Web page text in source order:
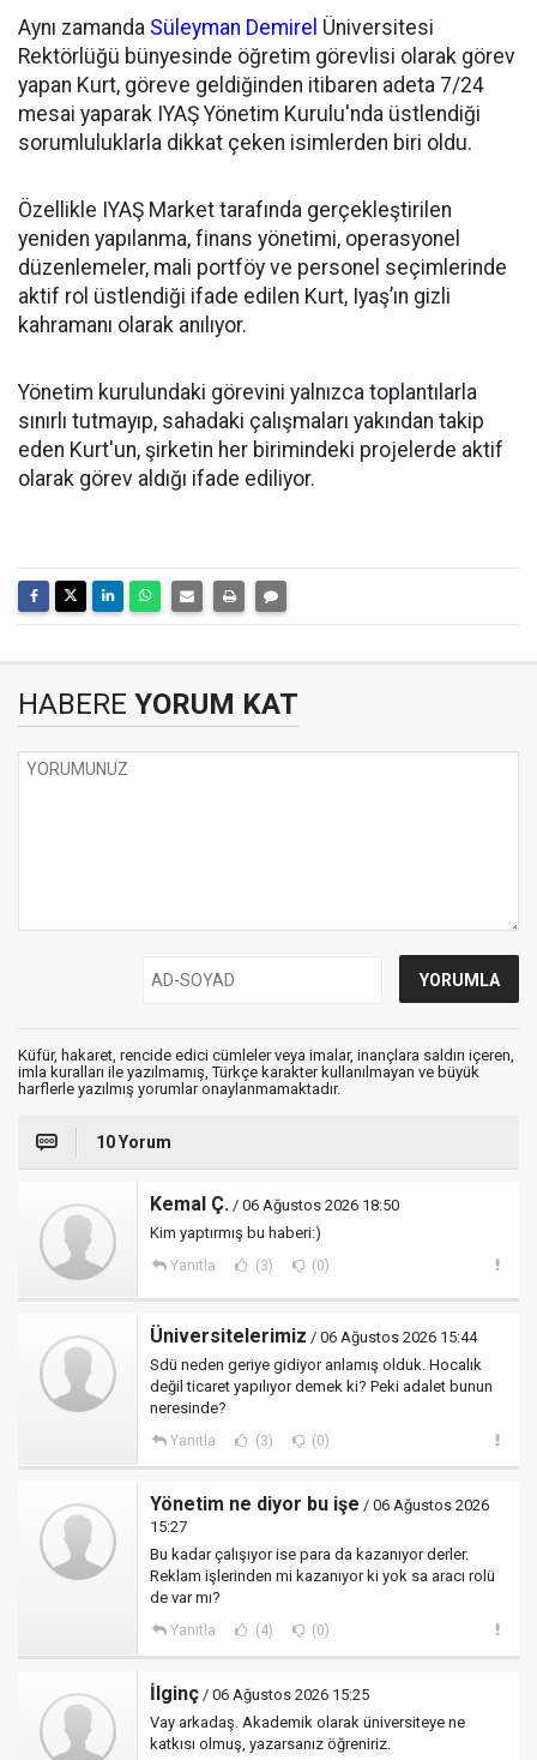
Aynı zamanda Süleyman Demirel Üniversitesi
Rektörlüğü bünyesinde öğretim görevlisi olarak görev
yapan Kurt, göreve geldiğinden itibaren adeta 7/24
mesai yaparak IYAŞ Yönetim Kurulu'nda üstlendiği
sorumluluklarla dikkat çeken isimlerden biri oldu.
Özellikle IYAŞ Market tarafında gerçekleştirilen
yeniden yapılanma, finans yönetimi, operasyonel
düzenlemeler, mali portföy ve personel seçimlerinde
aktif rol üstlendiği ifade edilen Kurt, Iyaş’ın gizli
kahramanı olarak anılıyor.
Yönetim kurulundaki görevini yalnızca toplantılarla
sınırlı tutmayıp, sahadaki çalışmaları yakından takip
eden Kurt'un, şirketin her birimindeki projelerde aktif
olarak görev aldığı ifade ediliyor.
HABERE YORUM KAT
Küfür, hakaret, rencide edici cümleler veya imalar, inançlara saldırı içeren,
imla kuralları ile yazılmamış, Türkçe karakter kullanılmayan ve büyük
harflerle yazılmış yorumlar onaylanmamaktadır.
10 Yorum
Kemal Ç. / 06 Ağustos 2026 18:50
Kim yaptırmış bu haberi:)
Yanıtla (3) (0)
Üniversitelerimiz / 06 Ağustos 2026 15:44
Sdü neden geriye gidiyor anlamış olduk. Hocalık
değil ticaret yapılıyor demek ki? Peki adalet bunun
neresinde?
Yanıtla (3) (0)
Yönetim ne diyor bu işe / 06 Ağustos 2026
15:27
Bu kadar çalışıyor ise para da kazanıyor derler.
Reklam işlerinden mi kazanıyor ki yok sa aracı rolü
de var mı?
Yanıtla (4) (0)
İlginç / 06 Ağustos 2026 15:25
Vay arkadaş. Akademik olarak üniversiteye ne
katkısı olmuş, yazarsanız öğreniriz.